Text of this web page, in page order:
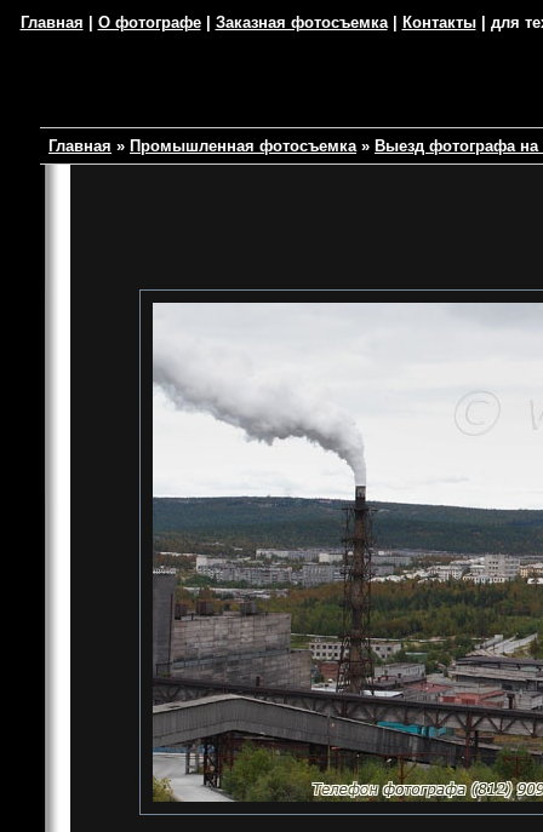
Главная О фотографе| Заказная фотосъемка| Контакты| для
Главная » Промышленная фотосъемка» Выезд фотографа на